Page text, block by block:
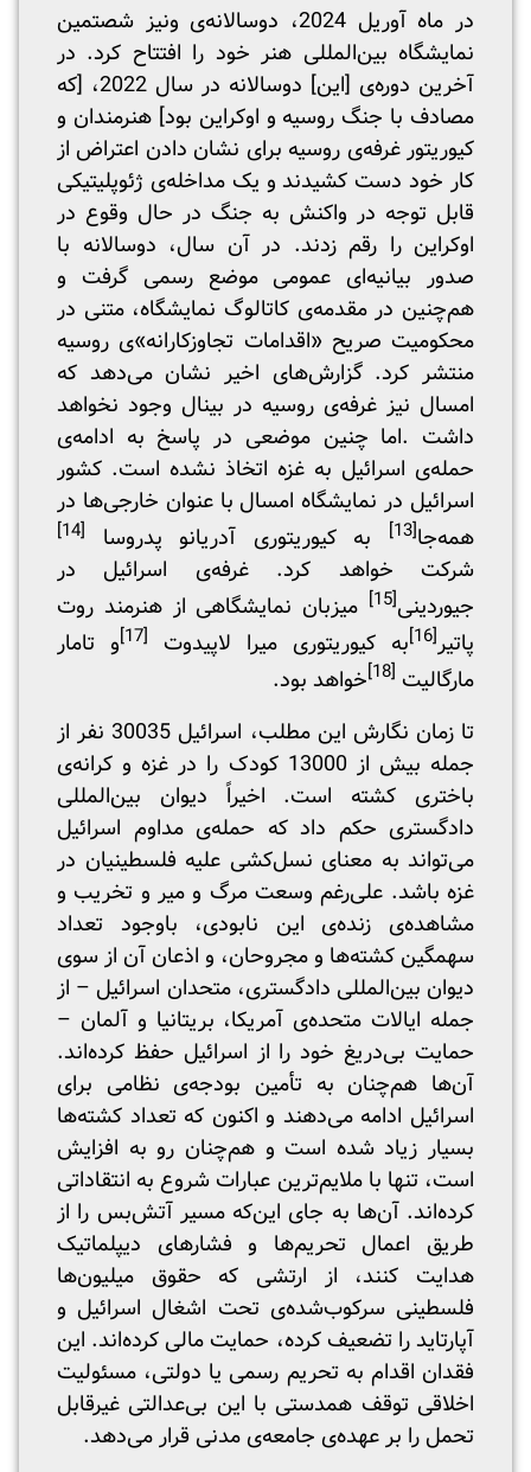
در ماه آوریل 2024، دوسالانه‌ی ونیز شصتمین
نمایشگاه بین‌المللی هنر خود را افتتاح کرد. در
آخرین دوره‌ی [این] دوسالانه در سال 2022، [که
مصادف با جنگ روسیه و اوکراین بود] هنرمندان و
کیوریتور غرفه‌ی روسیه برای نشان دادن اعتراض از
کار خود دست کشیدند و یک مداخله‌ی ژئوپلیتیکی
قابل توجه در واکنش به جنگ در حال وقوع در
اوکراین را رقم زدند. در آن سال، دوسالانه با
صدور بیانیه‌ای عمومی موضع رسمی گرفت و
هم‌چنین در مقدمه‌ی کاتالوگ نمایشگاه، متنی در
محکومیت صریح «اقدامات تجاوزکارانه»ی روسیه
منتشر کرد. گزارش‌های اخیر نشان می‌دهد که
امسال نیز غرفه‌ی روسیه در بینال وجود نخواهد
داشت .اما چنین موضعی در پاسخ به ادامه‌ی
حمله‌ی اسرائیل به غزه اتخاذ نشده است. کشور
اسرائیل در نمایشگاه امسال با عنوان خارجی‌ها در
همه‌جا[13] به کیوریتوری آدریانو پدروسا [14]
شرکت خواهد کرد. غرفه‌ی اسرائیل در
جیوردینی[15]
میزبان نمایشگاهی از هنرمند روت
پاتیر[16] به کیوریتوری میرا لاپیدوت [17]
و تامار
مارگالیت [18]
خواهد بود.
تا زمان نگارش این مطلب، اسرائیل 30035 نفر از
جمله بیش از 13000 کودک را در غزه و کرانه‌ی
باختری کشته است. اخیراً دیوان بین‌المللی
دادگستری حکم داد که حمله‌ی مداوم اسرائیل
می‌تواند به معنای نسل‌کشی علیه فلسطینیان در
غزه باشد. علی‌رغم وسعت مرگ و میر و تخریب و
مشاهده‌ی زنده‌ی این نابودی، باوجود تعداد
سهمگین کشته‌ها و مجروحان، و اذعان آن از سوی
دیوان بین‌المللی دادگستری، متحدان اسرائیل – از
جمله ایالات متحده‌ی آمریکا، بریتانیا و آلمان –
حمایت بی‌دریغ خود را از اسرائیل حفظ کرده‌اند.
آن‌ها هم‌چنان به تأمین بودجه‌ی نظامی برای
اسرائیل ادامه می‌دهند و اکنون که تعداد کشته‌ها
بسیار زیاد شده است و هم‌چنان رو به افزایش
است، تنها با ملایم‌ترین عبارات شروع به انتقاداتی
کرده‌اند. آن‌ها به جای این‌که مسیر آتش‌بس را از
طریق اعمال تحریم‌ها و فشارهای دیپلماتیک
هدایت کنند، از ارتشی که حقوق میلیون‌ها
فلسطینی سرکوب‌شده‌ی تحت اشغال اسرائیل و
آپارتاید را تضعیف کرده، حمایت مالی کرده‌اند. این
فقدان اقدام به تحریم رسمی یا دولتی، مسئولیت
اخلاقی توقف همدستی با این بی‌عدالتی غیرقابل
تحمل را بر عهده‌ی جامعه‌ی مدنی قرار می‌دهد.